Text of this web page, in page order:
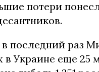
потери
последний раз
Украине еще 25